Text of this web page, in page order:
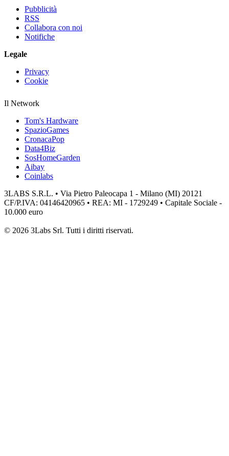
Pubblicità
RSS
Collabora con noi
Notifiche
Legale
Privacy
Cookie
Il Network
Tom's Hardware
SpazioGames
CronacaPop
Data4Biz
SosHomeGarden
Aibay
Coinlabs
3LABS S.R.L. • Via Pietro Paleocapa 1 - Milano (MI) 20121
CF/P.IVA: 04146420965 • REA: MI - 1729249 • Capitale Sociale -
10.000 euro
© 2026 3Labs Srl. Tutti i diritti riservati.